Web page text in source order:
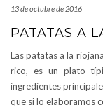
13 de octubre de 2016
PATATAS A
Las patatas a la
rico, es un plato
ingredientes
que si lo elaboramos